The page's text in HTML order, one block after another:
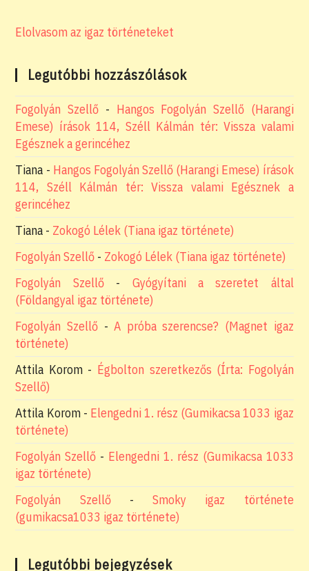
Elolvasom az igaz történeteket
Legutóbbi hozzászólások
Fogolyán Szellő - Hangos Fogolyán Szellő (Harangi
Emese) írások 114, Széll Kálmán tér: Vissza valami
Egésznek a gerincéhez
Tiana - Hangos Fogolyán Szellő (Harangi Emese) írások
114, Széll Kálmán tér: Vissza valami Egésznek a
gerincéhez
Tiana - Zokogó Lélek (Tiana igaz története)
Fogolyán Szellő - Zokogó Lélek (Tiana igaz története)
Fogolyán Szellő- Gyógyítani a szeretet által
(Földangyal igaz története)
Fogolyán Szellő -A próba szerencse? (Magnet igaz
története)
Attila Korom- Égbolton szeretkezős (Írta: Fogolyán
Szellő)
Attila Korom- Elengedni 1. rész (Gumikacsa 1033 igaz
története)
Fogolyán Szellő - Elengedni 1. rész (Gumikacsa 1033
igaz története)
Fogolyán Szellő-Smoky igaz története
(gumikacsa1033 igaz története)
Legutóbbi bejegyzések